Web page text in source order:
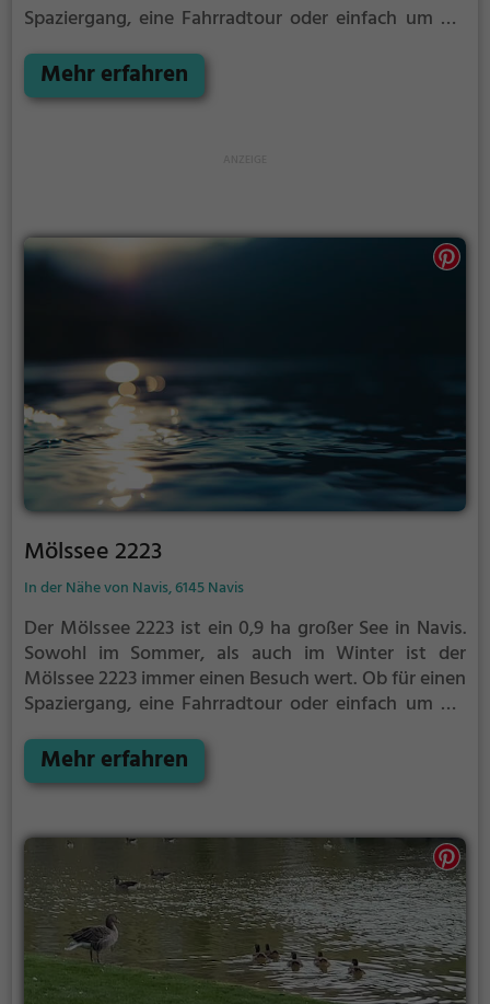
Spaziergang, eine Fahrradtour oder einfach um die
zahlreiche Möglichkeiten für Freizeitaktivitäten.
Mehr erfahren
Mölssee 2223
In der Nähe von Navis, 6145 Navis
Der Mölssee 2223 ist ein 0,9 ha großer See in Navis.
Sowohl im Sommer, als auch im Winter ist der
Mölssee 2223 immer einen Besuch wert. Ob für einen
Spaziergang, eine Fahrradtour oder einfach um die
zahlreiche Möglichkeiten für Freizeitaktivitäten.
Mehr erfahren